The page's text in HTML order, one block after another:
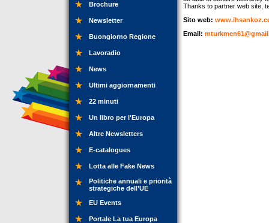
Brochure
Newsletter
Buongiorno Regione
Lavoradio
News
Ultimi aggiornamenti
22 minuti
Un libro per l'Europa
Altre Newsletters
E-catalogues
Lotta alle Fake News
Politiche annuali e priorità
strategiche dell’UE
EU Events
Portale La tua Europa
Thanks to partner web site,
Sito web:
Email: